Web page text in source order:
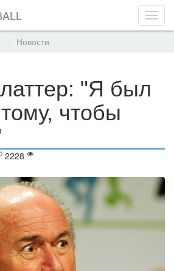
Новости
"Я был
чтобы
2228